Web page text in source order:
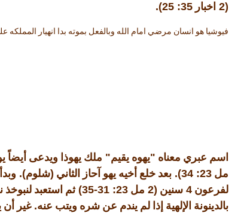
(2 اخبار 35: 25).
فيوشيا هو انسان مرضي امام الله وبالفعل بموته بدا انهيار المملكه
اسم عبري معناه "يهوه يقيم" ملك يهوذا ويدعى أيضاً
مل 23: 34). بعد خلع أخيه يهو آحاز الثاني (شلوم).
لفرعون 4 سنين (2 مل 23: 31-35) ثم استعبد
بالدينونة الإلهية إذا لم يندم عن شره ويتب عنه.غير أن